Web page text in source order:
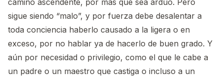
sigue siendo “malo”, y por fuerza debe desalentar a
toda conciencia haberlo causado a la ligera o en
exceso, por no hablar ya de hacerlo de buen grado. Y
aún por necesidad o privilegio, como el que le cabe a
un padre o un maestro que castiga o incluso a un